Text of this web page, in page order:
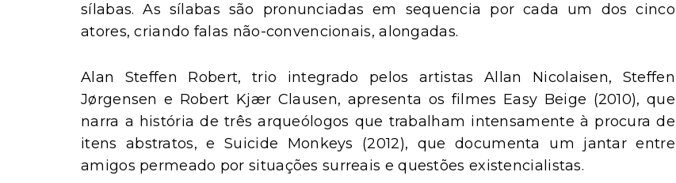
sílabas. As sílabas são pronunciadas em sequencia por cada um dos cinco
atores, criando falas não-convencionais, alongadas.
Alan Steffen Robert, trio integrado pelos artistas Allan Nicolaisen, Steffen
Jørgensen e Robert Kjær Clausen, apresenta os filmes Easy Beige (2010), que
narra a história de três arqueólogos que trabalham intensamente à procura de
itens abstratos, e Suicide Monkeys (2012), que documenta um jantar entre
amigos permeado por situações surreais e questões existencialistas.